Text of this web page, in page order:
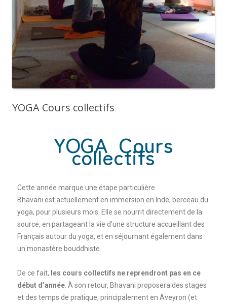
YOGA Cours collectifs
YOGA Cours
collectifs
Cette année marque une étape particulière.
Bhavani est actuellement en immersion en Inde, berceau du
yoga, pour plusieurs mois. Elle se nourrit directement de la
source, en partageant la vie d’une structure accueillant des
Français autour du yoga, et en séjournant également dans
un monastère bouddhiste.
De ce fait, les cours collectifs ne reprendront pas en ce
début d’année . À son retour, Bhavani proposera des stages
et des temps de pratique, principalement en Aveyron (et